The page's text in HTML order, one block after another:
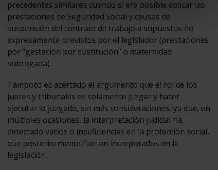
precedentes similares cuando sí era posible aplicar las
prestaciones de Seguridad Social y causas de
suspensión del contrato de trabajo a supuestos no
expresamente previstos por el legislador (prestaciones
por “gestación por sustitución” o maternidad
subrogada).
Tampoco es acertado el argumento que el rol de los
jueces y tribunales es solamente juzgar y hacer
ejecutar lo juzgado, sin más consideraciones, ya que, en
múltiples ocasiones, la interpretación judicial ha
detectado vacíos o insuficiencias en la protección social,
que posteriormente fueron incorporados en la
legislación.